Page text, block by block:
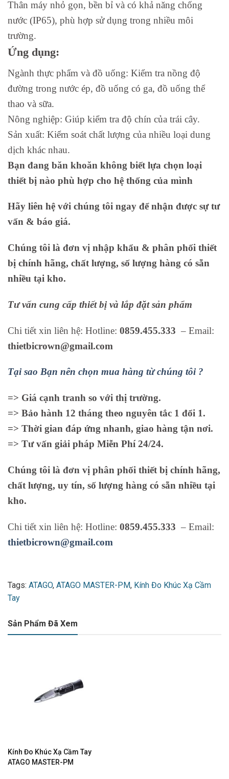
Thân máy nhỏ gọn, bền bỉ và có khả năng chống
nước (IP65), phù hợp sử dụng trong nhiều môi
trường.
Ứng dụng:
Ngành thực phẩm và đồ uống: Kiểm tra nồng độ
đường trong nước ép, đồ uống có ga, đồ uống thể
thao và sữa.
Nông nghiệp: Giúp kiểm tra độ chín của trái cây.
Sản xuất: Kiểm soát chất lượng của nhiều loại dung
dịch khác nhau.
Bạn đang băn khoăn không biết lựa chọn loại
thiết bị nào phù hợp cho hệ thống của mình
Hãy liên hệ với chúng tôi ngay để nhận được sự tư
vấn & báo giá.
Chúng tôi là đơn vị nhập khẩu & phân phối thiết
bị chính hãng, chất lượng, số lượng hàng có sẵn
nhiều tại kho.
Tư vấn cung cấp thiết bị và lắp đặt sản phẩm
Chi tiết xin liên hệ: Hotline: 0859.455.333 – Email:
thietbicrown@gmail.com
Tại sao Bạn nên chọn mua hàng từ chúng tôi ?
=> Giá cạnh tranh so với thị trường.
=> Bảo hành 12 tháng theo nguyên tắc 1 đổi 1.
=> Thời gian đáp ứng nhanh, giao hàng tận nơi.
=> Tư vấn giải pháp Miễn Phí 24/24.
Chúng tôi là đơn vị phân phối thiết bị chính hãng,
chất lượng, uy tín, số lượng hàng có sẵn nhiều tại
kho.
Chi tiết xin liên hệ: Hotline: 0859.455.333 – Email:
thietbicrown@gmail.com
Tags: ATAGO, ATAGO MASTER-PM, Kính Đo Khúc Xạ Cầm
Tay
Sản Phẩm Đã Xem
Kính Đo Khúc Xạ Cầm Tay
ATAGO MASTER-PM